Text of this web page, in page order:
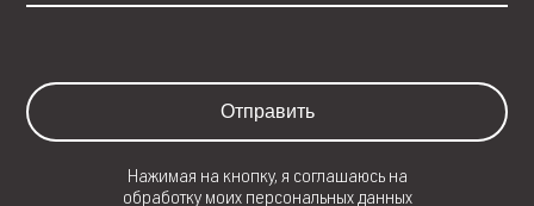
Отправить
Нажимая на кнопку, я соглашаюсь на
обработку моих персональных данных